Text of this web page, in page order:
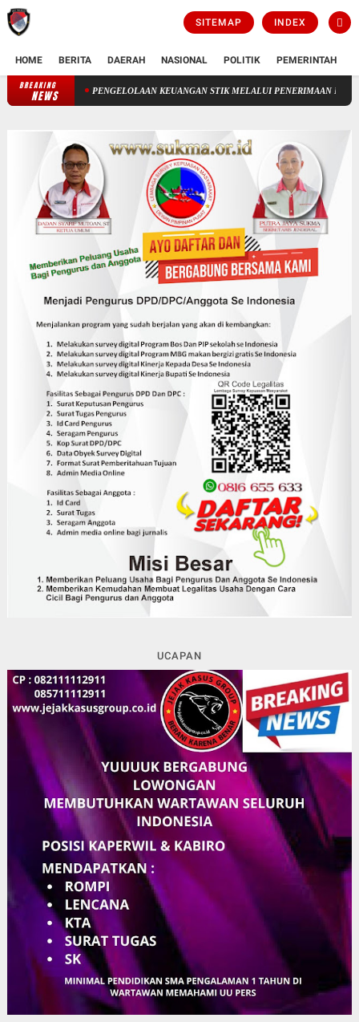
SITEMAP INDEX
HOME BERITA DAERAH NASIONAL POLITIK PEMERINTAH
BREAKING
NEWS
PENGELOLAAN KEUANGAN STIK MELALUI PENERIMAAN NEGERA BUKAN
UCAPAN